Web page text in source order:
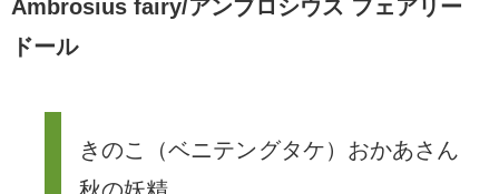
Ambrosius fairy/アンブロシウス フェアリー
ドール
きのこ（ベニテングタケ）おかあさん